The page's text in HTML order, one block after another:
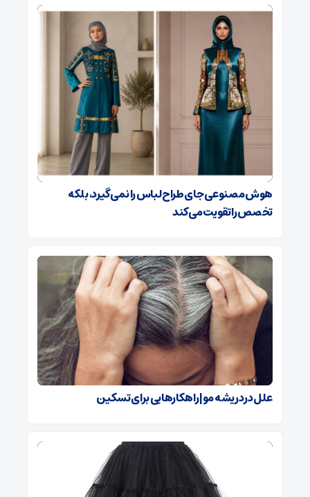
هوش مصنوعی جای طراح لباس را نمی‌گیرد، بلکه
تخصص را تقویت می‌کند
علل درد ریشه مو| راهکارهایی برای تسکین